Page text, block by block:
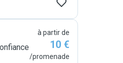
à partir de
10 €
/promenade